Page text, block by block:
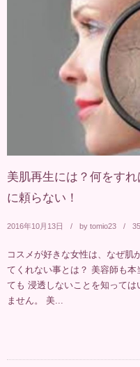
美肌再生には？何をす
に頼らない！
2016年10月13日 by tomio23
コスメが好きな女性は、なぜ肌
てくれない事とは？ 美容師も
ても 浸透しないことを知って
ません。 美...